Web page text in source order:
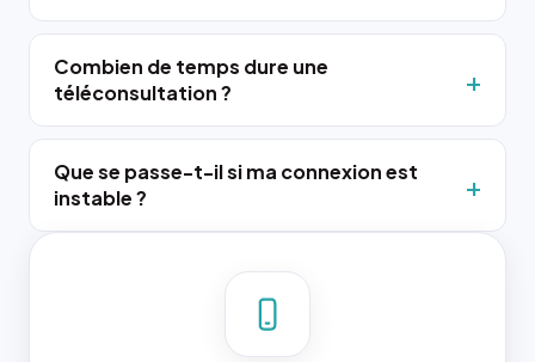
Combien de temps dure une
téléconsultation ?
Que se passe-t-il si ma connexion est
instable ?